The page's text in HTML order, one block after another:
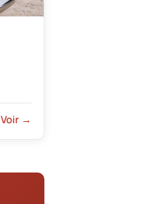
Voir →